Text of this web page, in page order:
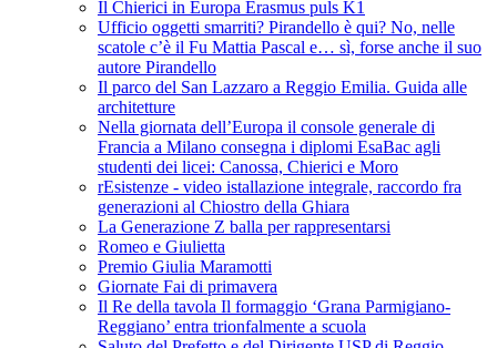
Il Chierici in Europa Erasmus puls K1
Ufficio oggetti smarriti? Pirandello è qui? No, nelle
scatole c’è il Fu Mattia Pascal e… sì, forse anche il suo
autore Pirandello
Il parco del San Lazzaro a Reggio Emilia. Guida alle
architetture
Nella giornata dell’Europa il console generale di
Francia a Milano consegna i diplomi EsaBac agli
studenti dei licei: Canossa, Chierici e Moro
rEsistenze - video istallazione integrale, raccordo fra
generazioni al Chiostro della Ghiara
La Generazione Z balla per rappresentarsi
Romeo e Giulietta
Premio Giulia Maramotti
Giornate Fai di primavera
Il Re della tavola Il formaggio ‘Grana Parmigiano-
Reggiano’ entra trionfalmente a scuola